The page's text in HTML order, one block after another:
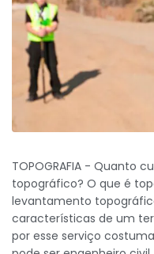
TOPOGRAFIA - Quanto
topográfico? O que é
levantamento
características de um
por esse serviço